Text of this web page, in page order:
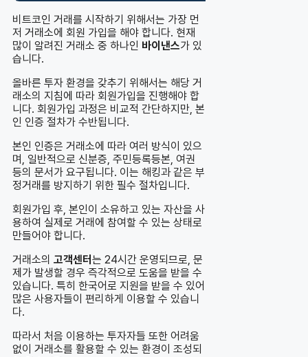
비트코인 거래를 시작하기 위해서는 가장 먼
저 거래소에 회원 가입을 해야 합니다. 현재
많이 알려진 거래소 중 하나인 바이낸스가 있
습니다.
올바른 투자 환경을 갖추기 위해서는 해당 거
래소의 지침에 따라 회원가입을 진행해야 합
니다. 회원가입 과정은 비교적 간단하지만, 본
인 인증 절차가 수반됩니다.
본인 인증은 거래소에 따라 여러 방식이 있으
며, 일반적으로 신분증, 주민등록등본, 여권
등의 문서가 요구됩니다. 이는 해킹과 같은 부
정거래를 방지하기 위한 필수 절차입니다.
회원가입 후, 본인이 소유하고 있는 자산을 사
용하여 실제로 거래에 참여할 수 있는 상태로
만들어야 합니다.
거래소의 고객센터 는 24시간 운영되므로, 문
제가 발생할 경우 즉각적으로 도움을 받을 수
있습니다. 특히 한국어로 지원을 받을 수 있어
많은 사용자들이 편리하게 이용할 수 있습니
다.
따라서 처음 이용하는 투자자들 또한 어려움
없이 거래소를 활용할 수 있는 환경이 조성되